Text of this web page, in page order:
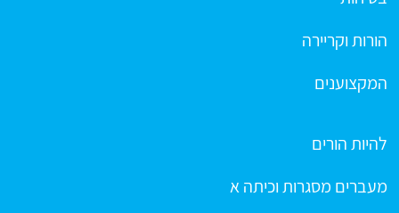
הורות וקריירה
המקצוענים
להיות הורים
מעברים מסגרות וכיתה א